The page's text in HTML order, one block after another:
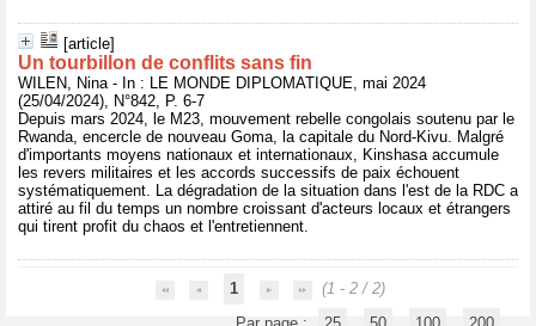
[article]
Un tourbillon de conflits sans fin
WILEN, Nina - In : LE MONDE DIPLOMATIQUE, mai 2024
(25/04/2024), N°842, P. 6-7
Depuis mars 2024, le M23, mouvement rebelle congolais soutenu par le
Rwanda, encercle de nouveau Goma, la capitale du Nord-Kivu. Malgré
d'importants moyens nationaux et internationaux, Kinshasa accumule
les revers militaires et les accords successifs de paix échouent
systématiquement. La dégradation de la situation dans l'est de la RDC a
attiré au fil du temps un nombre croissant d'acteurs locaux et étrangers
qui tirent profit du chaos et l'entretiennent.
1
(1 - 2 / 2)